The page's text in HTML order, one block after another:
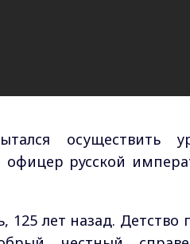
осуществить
русской
лет назад. Детство